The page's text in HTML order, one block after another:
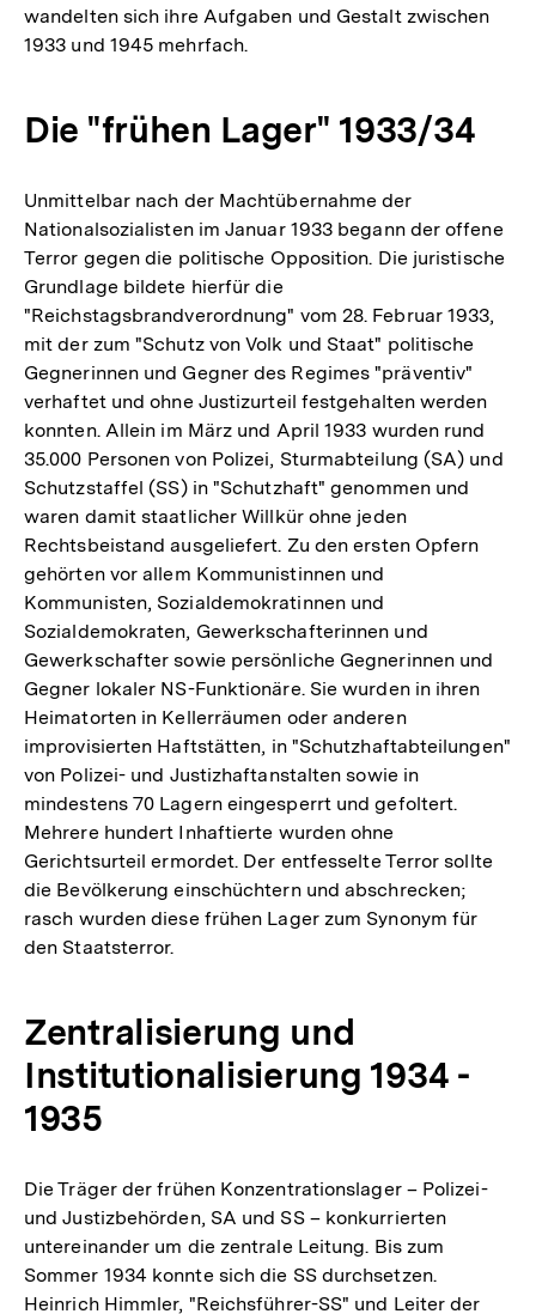
wandelten sich ihre Aufgaben und Gestalt zwischen
1933 und 1945 mehrfach.
Die "frühen Lager" 1933/34
Unmittelbar nach der Machtübernahme der
Nationalsozialisten im Januar 1933 begann der offene
Terror gegen die politische Opposition. Die juristische
Grundlage bildete hierfür die
"Reichstagsbrandverordnung" vom 28. Februar 1933,
mit der zum "Schutz von Volk und Staat" politische
Gegnerinnen und Gegner des Regimes "präventiv"
verhaftet und ohne Justizurteil festgehalten werden
konnten. Allein im März und April 1933 wurden rund
35.000 Personen von Polizei, Sturmabteilung (SA) und
Schutzstaffel (SS) in "Schutzhaft" genommen und
waren damit staatlicher Willkür ohne jeden
Rechtsbeistand ausgeliefert. Zu den ersten Opfern
gehörten vor allem Kommunistinnen und
Kommunisten, Sozialdemokratinnen und
Sozialdemokraten, Gewerkschafterinnen und
Gewerkschafter sowie persönliche Gegnerinnen und
Gegner lokaler NS-Funktionäre. Sie wurden in ihren
Heimatorten in Kellerräumen oder anderen
improvisierten Haftstätten, in "Schutzhaftabteilungen"
von Polizei- und Justizhaftanstalten sowie in
mindestens 70 Lagern eingesperrt und gefoltert.
Mehrere hundert Inhaftierte wurden ohne
Gerichtsurteil ermordet. Der entfesselte Terror sollte
die Bevölkerung einschüchtern und abschrecken;
rasch wurden diese frühen Lager zum Synonym für
den Staatsterror.
Zentralisierung und
Institutionalisierung 1934 -
1935
Die Träger der frühen Konzentrationslager – Polizei-
und Justizbehörden, SA und SS – konkurrierten
untereinander um die zentrale Leitung. Bis zum
Sommer 1934 konnte sich die SS durchsetzen.
Heinrich Himmler, "Reichsführer-SS" und Leiter der